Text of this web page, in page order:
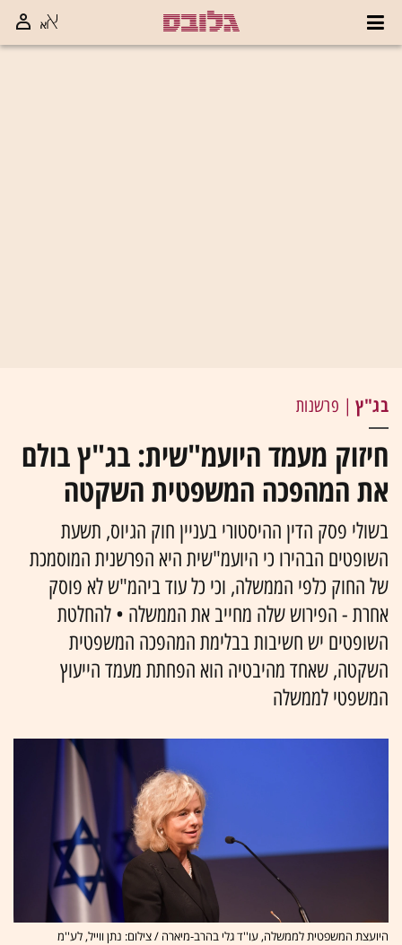
בג"ץ| פרשנות
חיזוק מעמד היועמ"שית: בג"ץ בולם
את המהפכה המשפטית השקטה
בשולי פסק הדין ההיסטורי בעניין חוק הגיוס, תשעת
השופטים הבהירו כי היועמ"שית היא הפרשנית המוסמכת
של החוק כלפי הממשלה, וכי כל עוד ביהמ"ש לא פוסק
אחרת - הפירוש שלה מחייב את הממשלה • להחלטת
השופטים יש חשיבות בבלימת המהפכה המשפטית
השקטה, שאחד מהיבטיה הוא הפחתת מעמד הייעוץ
המשפטי לממשלה
היועצת המשפטית לממשלה, עו''ד גלי בהרב-מיארה / צילום: נתן ווייל, לע''מ